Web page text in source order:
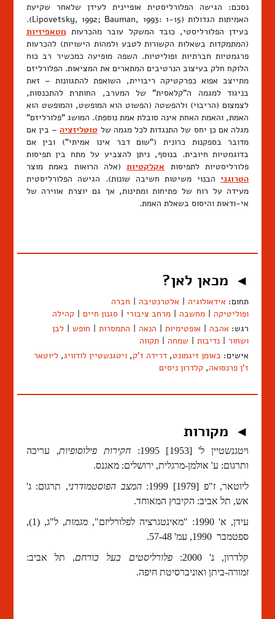
נסכם: הגישה הפלורליסטית אופיינית לעידן שלאחר שקיעת
האמיתות הגדולות (Lipovetsky, 1992; Bauman, 1993: 1-15).
בעידן הפלורליסטי, כובד המשקל עובר מהכרעות מטאפיזיות
(המתמקדות בשאלות הקשורות לטבע ולמהות הישויות) להכרעות
פרגמטיות חברתיות ופוליטיות. השפה מופיעה כמכשיר רב כוח
הלוקח חלק בעיצוב הנרטיבים המתארים את המציאות. הפלורליזם
מתייצב אפוא כפרקטיקה ריבויית, השואפת להתגוונות – זאת
בניגוד למגמה ה"קלאסית" של המערב, החותרת להתכנסות,
לצמצום (הריבוי) ולהפשטה (הפשוט הוא המופשט, והמופשט הוא
האמת, והאמת האחת אינה סובלת אמת נוספת). המושג "פלורליזם"
מגלה אם כן יחס של התנגדות לכל מגמה של טוטליזציה – בין אם
מדובר בספקנות כרונית ("שום דבר אינו אמיתי") ובין אם
בדוגמטיות חיובית. בנוסף, ניתן להצביע על מתח בין תפיסות
פלורליסטיות לתפיסות אקלקטיות(אלה הרואות באמת מוצר
הטרוגניהבנוי משיטות חשיבה שונות). הגישה הפלורליסטית
מעידה על רוח של פתיחות ומתינות, אך גם יוצרת אווירה של
אי-ודאות והיסוס בשאלת האמת.
◄ מכאן לאן?
תחום: אידאולוגיה | אלטרנטיבה | חברה
ופוליטיקה | מחשבה | מרחב ציבורי | סגנון חיים | קהילה
רגש: אהבה | אופטימיות | הנאה | התמסרות | חופש | לבן
ושחור | נדיבות | שמחה | תקווה
אישים: באומן זיגמונט, דרידה ז'ק, ויטגנשטיין לודוויג, ליוטאר
ז'ן פרנסואה, קלדרון ניסים
◄ מקורות
ויטגנשטיין ל' [1953] 1995: חקירות פילוסופיות, עריכה
ותרגום: ע' אולמן-מרגלית, ירושלים: מאגנס.
ליוטאר, ז"פ [1979] 1999:
המצב הפוסטמודרני, תרגום: ג'
אש, תל אביב: הקיבוץ המאוחד.
עידן, א' 1990: "מאינטגרציה לפלורליזם",
מגמות
, ל"ג, (1),
ספטמבר 1990, עמ' 57-48.
קלדרון, נ' 2000:
פלורליסטים בעל כורחם, תל אביב:
זמורה-ביתן ואוניברסיטת חיפה.